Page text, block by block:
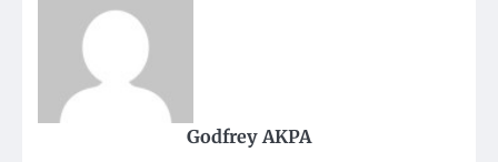
Godfrey AKPA